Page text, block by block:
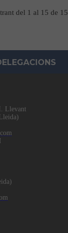
del 1 al 15 de 15
Llevant